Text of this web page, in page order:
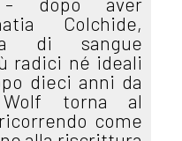
Colchide,
di sangue
radici né ideali
dieci anni da
Wolf torna al
come